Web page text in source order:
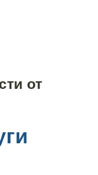
от